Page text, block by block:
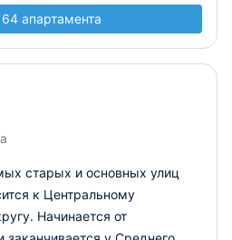
апартамента
старых и основных улиц
к Центральному
Начинается от